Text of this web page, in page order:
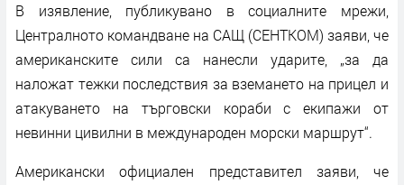
В изявление, публикувано в социалните мрежи,
Централното командване на САЩ (СЕНТКОМ) заяви, че
американските сили са нанесли ударите, „за да
наложат тежки последствия за вземането на прицел и
атакуването на търговски кораби с екипажи от
невинни цивилни в международен морски маршрут“.
Американски официален представител заяви, че